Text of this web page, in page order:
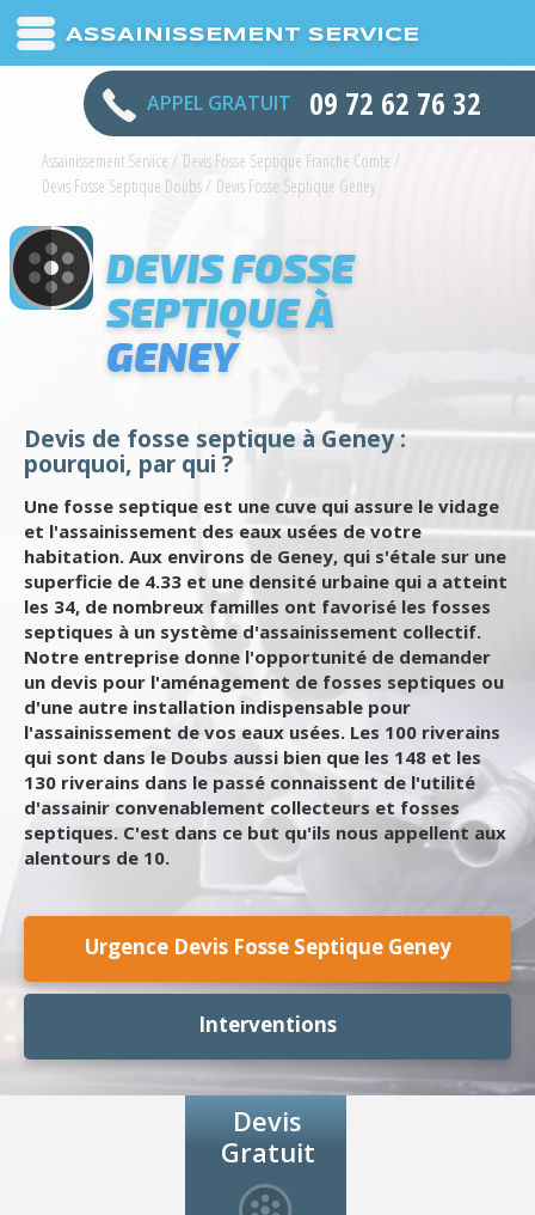
ASSAINISSEMENT SERVICE
APPEL GRATUIT 09 72 62 76 32
Assainissement Service / Devis Fosse Septique Franche Comte /
Devis Fosse Septique Doubs/ Devis Fosse Septique Geney
DEVIS FOSSE
SEPTIQUE À
GENEY
Devis de fosse septique à Geney :
pourquoi, par qui ?
Une fosse septique est une cuve qui assure le vidage
et l'assainissement des eaux usées de votre
habitation. Aux environs de Geney, qui s'étale sur une
superficie de 4.33 et une densité urbaine qui a atteint
les 34, de nombreux familles ont favorisé les fosses
septiques à un système d'assainissement collectif.
Notre entreprise donne l'opportunité de demander
un devis pour l'aménagement de fosses septiques ou
d'une autre installation indispensable pour
l'assainissement de vos eaux usées. Les 100 riverains
qui sont dans le Doubs aussi bien que les 148 et les
130 riverains dans le passé connaissent de l'utilité
d'assainir convenablement collecteurs et fosses
septiques. C'est dans ce but qu'ils nous appellent aux
alentours de 10.
Urgence Devis Fosse Septique Geney
Interventions
Devis
Gratuit